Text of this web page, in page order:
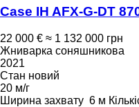
Case IH AFX-G-DT
22 000 € ≈ 1 132 000 грн
Жниварка соняшникова
2021
Стан новий
20 м/г
Ширина захвату 6 м